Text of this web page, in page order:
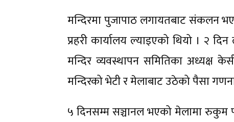
मन्दिरमा पुजापाठ लगायतबाट संकलन
प्रहरी कार्यालय ल्याइएको थियो । २
मन्दिर व्यवस्थापन समितिका अध्यक्ष
मन्दिरको भेटी र मेलाबाट उठेको पैसा
५ दिनसम्म सञ्चानल भएको मेलामा रुकुम